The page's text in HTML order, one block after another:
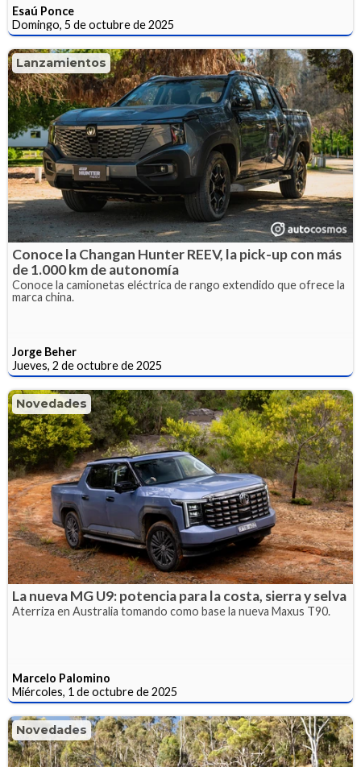
Esaú Ponce
Domingo, 5 de octubre de 2025
Lanzamientos
Conoce la Changan Hunter REEV, la pick-up con más
de 1.000 km de autonomía
Conoce la camionetas eléctrica de rango extendido que ofrece la
marca china.
Jorge Beher
Jueves, 2 de octubre de 2025
Novedades
La nueva MG U9: potencia para la costa, sierra y selva
Aterriza en Australia tomando como base la nueva Maxus T90.
Marcelo Palomino
Miércoles, 1 de octubre de 2025
Novedades